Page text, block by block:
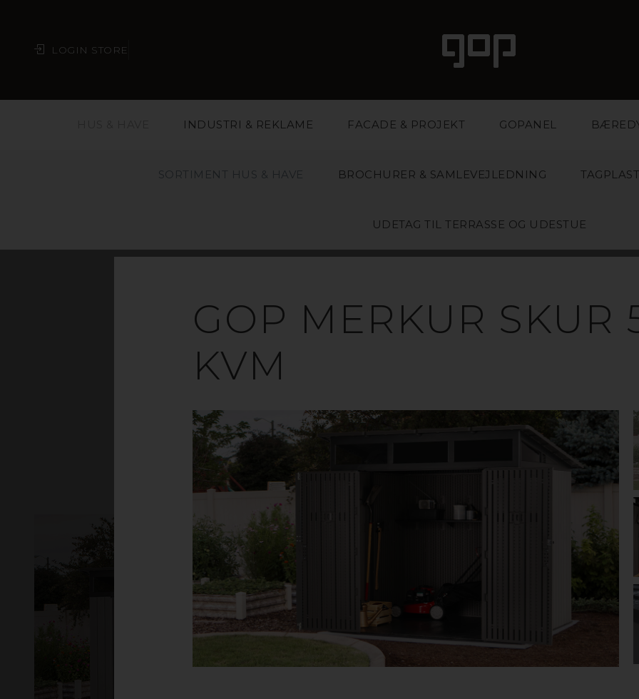
LOGIN STORE
INDUSTRI & REKLAME FACADE & PROJEKT GOPANEL
SORTIMENT HUS & HAVE BROCHURER & SAMLEVEJLEDNING
UDETAG TIL TERRASSE OG UDESTUE
GOP MERKUR SKUR
KVM
SKURE
Høj kvalitet og vedligeholdelsesfri redskabsrum, med masser af plads
Dørene er udstyret med beslag til hængelås. Rummet har ventilation i
skabe luftstrøm, når opbevaringsrummet er lukket.
GOP MERKUR SKURE
Merkur er et redskabsskur i høj kvalitet med stor
består af en stålforstærket konstruktion, dobbeltvægge
øverst i slagfast polycarbonat for ekstra stort lysindfald.
GOP MERKUR SKUR 5,07 KVM